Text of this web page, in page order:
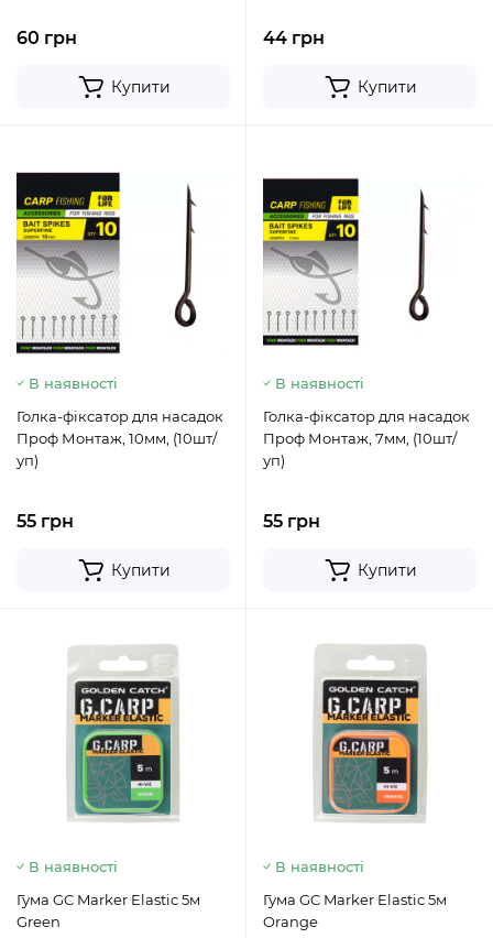
60 грн
Купити
44 грн
Купити
В наявності
Голка-фіксатор для насадок
Проф Монтаж, 10мм, (10шт/
уп)
55 грн
Купити
В наявності
Голка-фіксатор для насадок
Проф Монтаж, 7мм, (10шт/
уп)
55 грн
Купити
В наявності
Гума GC Marker Elastic 5м
Green
В наявності
Гума GC Marker Elastic 5м
Orange